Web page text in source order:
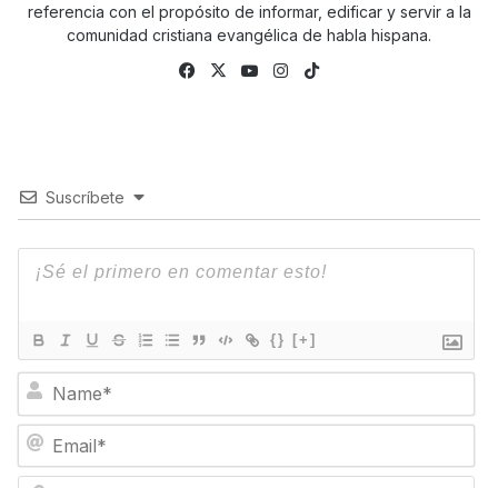
referencia con el propósito de informar, edificar y servir a la
comunidad cristiana evangélica de habla hispana.
Facebook
X YouTubeInstagram
Suscríbete
{} [+]
m
a